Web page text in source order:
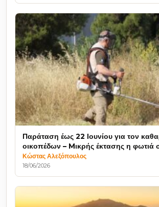
Παράταση έως 22 Ιουνίου για τον
οικοπέδων – Mικρής έκτασης η φωτιά
Κώστας Αλεξόπουλος
18/06/2026